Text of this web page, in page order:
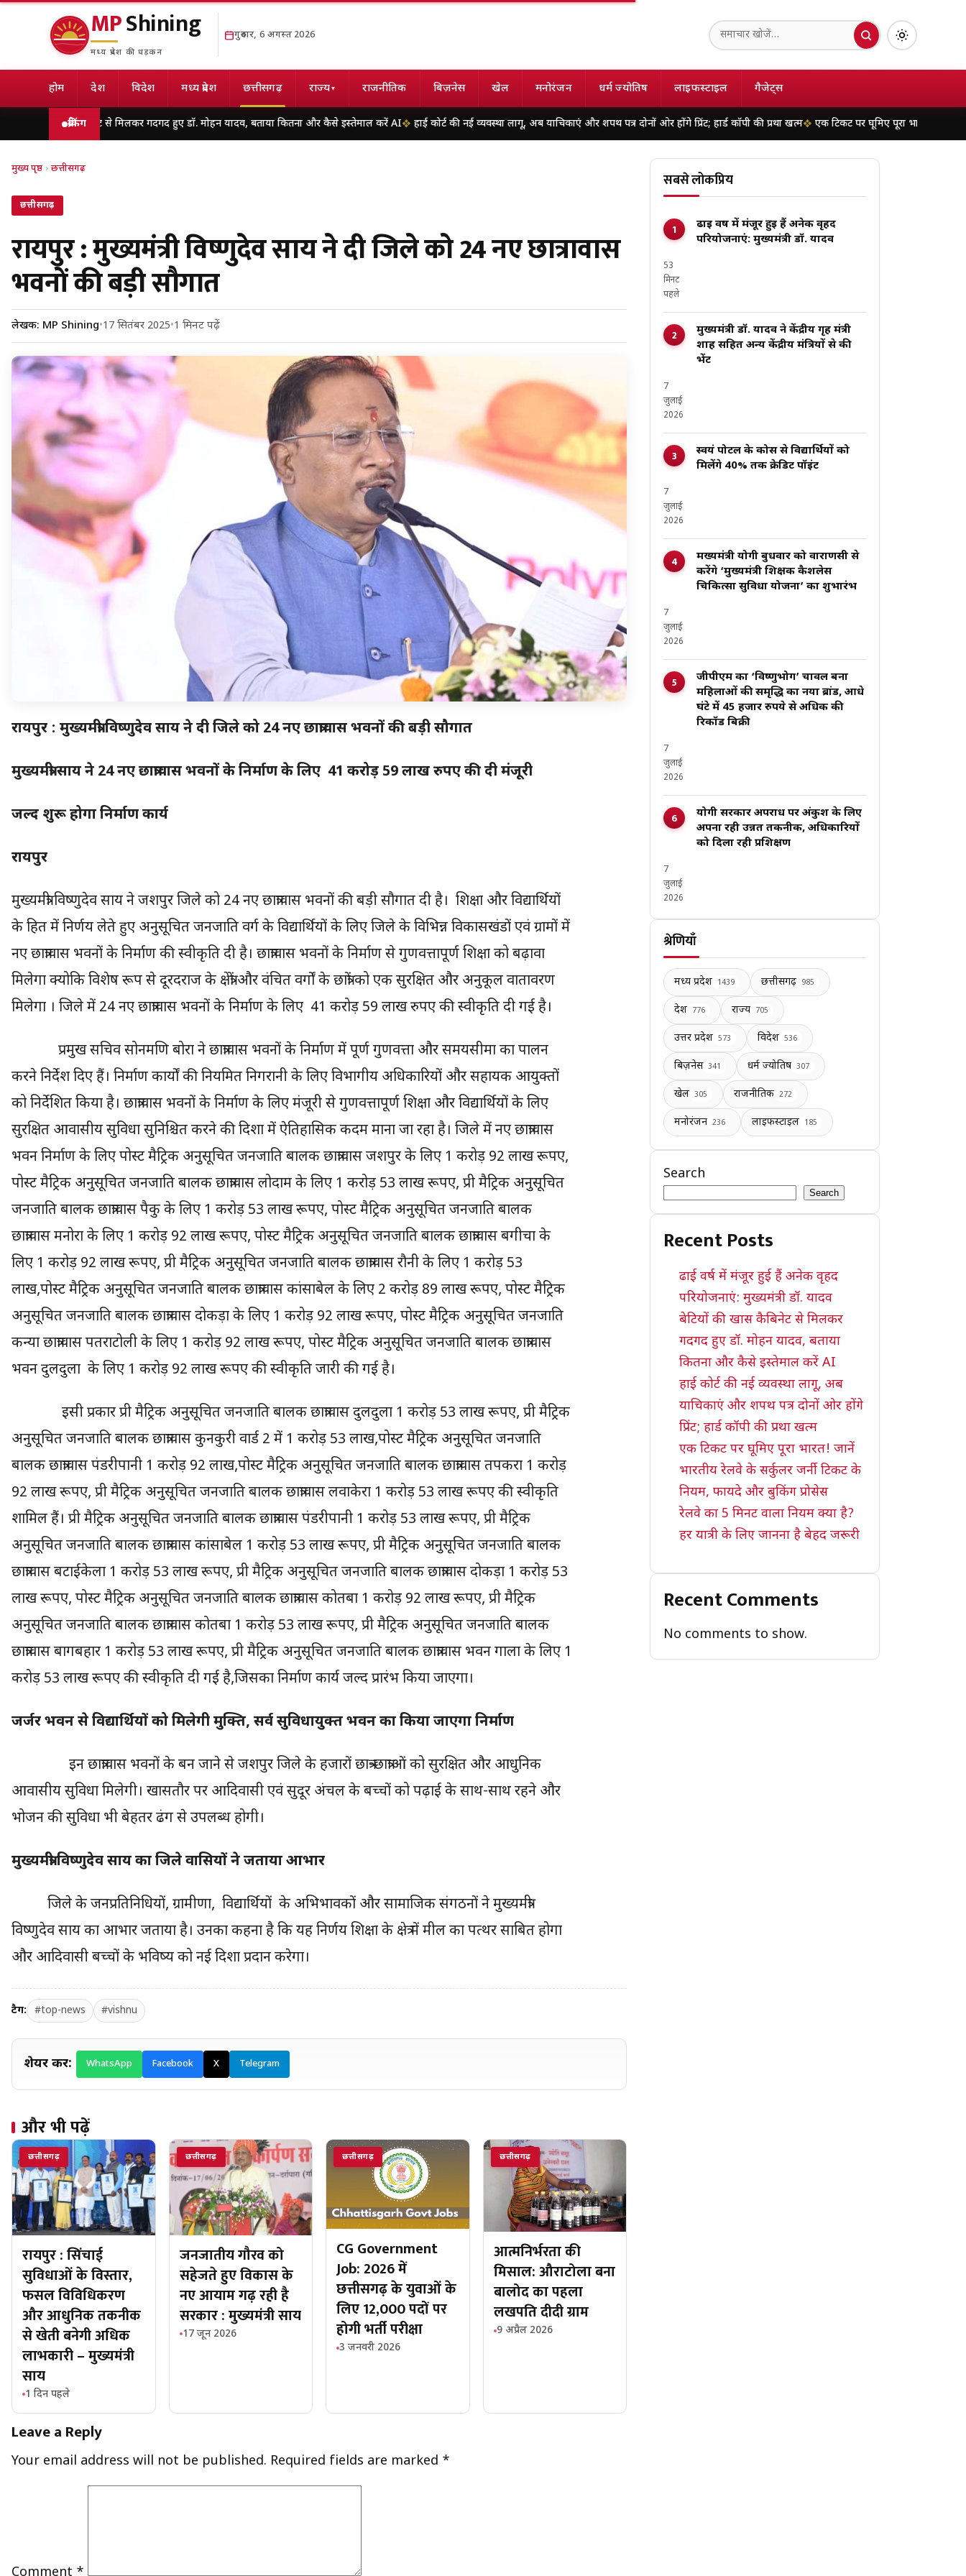
MPShining
मध्य प्रदेश की धड़कन
गुरुवार, 6 अगस्त 2026
होम देश विदेश मध्य प्रदेश छत्तीसगढ़ राज्य▾ राजनीतिक बिज़नेस खेल मनोरंजन धर्म ज्योतिष लाइफस्टाइल गैजेट्स
ब्रेकिंग
कैबिनेट से मिलकर गदगद हुए डॉ. मोहन यादव, बताया कितना और कैसे इस्तेमाल करें AI हाई कोर्ट की नई व्यवस्था लागू, अब याचिकाएं और शपथ पत्र दोनों ओर होंगे प्रिंट; हार्ड कॉपी की प्रथा खत्म एक टिकट पर घूमिए पूरा भारत! जानें भारतीय रेलवे के
मुख्य पृष्ठ › छत्तीसगढ़
छत्तीसगढ़
रायपुर : मुख्यमंत्री विष्णुदेव साय ने दी जिले को 24 नए छात्रावास
भवनों की बड़ी सौगात
लेखक: MP Shining•17 सितंबर 2025•1 मिनट पढ़ें
रायपुर : मुख्यमंत्री विष्णुदेव साय ने दी जिले को 24 नए छात्रावास भवनों की बड़ी सौगात
मुख्यमंत्री साय ने 24 नए छात्रावास भवनों के निर्माण के लिए 41 करोड़ 59 लाख रुपए की दी मंजूरी
जल्द शुरू होगा निर्माण कार्य
रायपुर
मुख्यमंत्री विष्णुदेव साय ने जशपुर जिले को 24 नए छात्रावास भवनों की बड़ी सौगात दी है। शिक्षा और विद्यार्थियों
के हित में निर्णय लेते हुए अनुसूचित जनजाति वर्ग के विद्यार्थियों के लिए जिले के विभिन्न विकासखंडों एवं ग्रामों में
नए छात्रावास भवनों के निर्माण की स्वीकृति दी है। छात्रावास भवनों के निर्माण से गुणवत्तापूर्ण शिक्षा को बढ़ावा
मिलेगा क्योकि विशेष रूप से दूरदराज के क्षेत्रों और वंचित वर्गों के छात्रों को एक सुरक्षित और अनुकूल वातावरण
मिलेगा । जिले में 24 नए छात्रावास भवनों के निर्माण के लिए 41 करोड़ 59 लाख रुपए की स्वीकृति दी गई है।
प्रमुख सचिव सोनमणि बोरा ने छात्रावास भवनों के निर्माण में पूर्ण गुणवत्ता और समयसीमा का पालन
करने निर्देश दिए हैं। निर्माण कार्यों की नियमित निगरानी के लिए विभागीय अधिकारियों और सहायक आयुक्तों
को निर्देशित किया है। छात्रावास भवनों के निर्माण के लिए मंजूरी से गुणवत्तापूर्ण शिक्षा और विद्यार्थियों के लिए
सुरक्षित आवासीय सुविधा सुनिश्चित करने की दिशा में ऐतिहासिक कदम माना जा रहा है। जिले में नए छात्रावास
भवन निर्माण के लिए पोस्ट मैट्रिक अनुसूचित जनजाति बालक छात्रावास जशपुर के लिए 1 करोड़ 92 लाख रूपए,
पोस्ट मैट्रिक अनुसूचित जनजाति बालक छात्रावास लोदाम के लिए 1 करोड़ 53 लाख रूपए, प्री मैट्रिक अनुसूचित
जनजाति बालक छात्रावास पैकु के लिए 1 करोड़ 53 लाख रूपए, पोस्ट मैट्रिक अनुसूचित जनजाति बालक
छात्रावास मनोरा के लिए 1 करोड़ 92 लाख रूपए, पोस्ट मैट्रिक अनुसूचित जनजाति बालक छात्रावास बगीचा के
लिए 1 करोड़ 92 लाख रूपए, प्री मैट्रिक अनुसूचित जनजाति बालक छात्रावास रौनी के लिए 1 करोड़ 53
लाख,पोस्ट मैट्रिक अनुसूचित जनजाति बालक छात्रावास कांसाबेल के लिए 2 करोड़ 89 लाख रूपए, पोस्ट मैट्रिक
अनुसूचित जनजाति बालक छात्रावास दोकड़ा के लिए 1 करोड़ 92 लाख रूपए, पोस्ट मैट्रिक अनुसूचित जनजाति
कन्या छात्रावास पतराटोली के लिए 1 करोड़ 92 लाख रूपए, पोस्ट मैट्रिक अनुसूचित जनजाति बालक छात्रावास
भवन दुलदुला के लिए 1 करोड़ 92 लाख रूपए की स्वीकृति जारी की गई है।
इसी प्रकार प्री मैट्रिक अनुसूचित जनजाति बालक छात्रावास दुलदुला 1 करोड़ 53 लाख रूपए, प्री मैट्रिक
अनुसूचित जनजाति बालक छात्रावास कुनकुरी वार्ड 2 में 1 करोड़ 53 लाख,पोस्ट मैट्रिक अनुसूचित जनजाति
बालक छात्रावास पंडरीपानी 1 करोड़ 92 लाख,पोस्ट मैट्रिक अनुसूचित जनजाति बालक छात्रावास तपकरा 1 करोड़
92 लाख रूपए, प्री मैट्रिक अनुसूचित जनजाति बालक छात्रावास लवाकेरा 1 करोड़ 53 लाख रूपए की स्वीकृति
शामिल हैं। प्री मैट्रिक अनुसूचित जनजाति बालक छात्रावास पंडरीपानी 1 करोड़ 53 लाख रूपए, प्री मैट्रिक
अनुसूचित जनजाति बालक छात्रावास कांसाबेल 1 करोड़ 53 लाख रूपए, प्री मैट्रिक अनुसूचित जनजाति बालक
छात्रावास बटाईकेला 1 करोड़ 53 लाख रूपए, प्री मैट्रिक अनुसूचित जनजाति बालक छात्रावास दोकड़ा 1 करोड़ 53
लाख रूपए, पोस्ट मैट्रिक अनुसूचित जनजाति बालक छात्रावास कोतबा 1 करोड़ 92 लाख रूपए, प्री मैट्रिक
अनुसूचित जनजाति बालक छात्रावास कोतबा 1 करोड़ 53 लाख रूपए, प्री मैट्रिक अनुसूचित जनजाति बालक
छात्रावास बागबहार 1 करोड़ 53 लाख रूपए, प्री मैट्रिक अनुसूचित जनजाति बालक छात्रावास भवन गाला के लिए 1
करोड़ 53 लाख रूपए की स्वीकृति दी गई है,जिसका निर्माण कार्य जल्द प्रारंभ किया जाएगा।
जर्जर भवन से विद्यार्थियों को मिलेगी मुक्ति, सर्व सुविधायुक्त भवन का किया जाएगा निर्माण
इन छात्रावास भवनों के बन जाने से जशपुर जिले के हजारों छात्र-छात्राओं को सुरक्षित और आधुनिक
आवासीय सुविधा मिलेगी। खासतौर पर आदिवासी एवं सुदूर अंचल के बच्चों को पढ़ाई के साथ-साथ रहने और
भोजन की सुविधा भी बेहतर ढंग से उपलब्ध होगी।
मुख्यमंत्री विष्णुदेव साय का जिले वासियों ने जताया आभार
जिले के जनप्रतिनिधियों, ग्रामीणा, विद्यार्थियों के अभिभावकों और सामाजिक संगठनों ने मुख्यमंत्री
विष्णुदेव साय का आभार जताया है। उनका कहना है कि यह निर्णय शिक्षा के क्षेत्र में मील का पत्थर साबित होगा
और आदिवासी बच्चों के भविष्य को नई दिशा प्रदान करेगा।
टैग: #top-news #vishnu
शेयर करें: WhatsApp Facebook X Telegram
और भी पढ़ें
छत्तीसगढ़
रायपुर : सिंचाई
सुविधाओं के विस्तार,
फसल विविधिकरण
और आधुनिक तकनीक
से खेती बनेगी अधिक
लाभकारी – मुख्यमंत्री
साय
1 दिन पहले
छत्तीसगढ़
जनजातीय गौरव को
सहेजते हुए विकास के
नए आयाम गढ़ रही है
सरकार : मुख्यमंत्री साय
17 जून 2026
छत्तीसगढ़
CG Government
Job: 2026 में
छत्तीसगढ़ के युवाओं के
लिए 12,000 पदों पर
होगी भर्ती परीक्षा
3 जनवरी 2026
छत्तीसगढ़
आत्मनिर्भरता की
मिसाल: औराटोला बना
बालोद का पहला
लखपति दीदी ग्राम
9 अप्रैल 2026
Leave a Reply
Your email address will not be published. Required fields are marked *
सबसे लोकप्रिय
ढाई वर्ष में मंजूर हुई हैं अनेक वृहद
परियोजनाएं: मुख्यमंत्री डॉ. यादव
53
मिनट
पहले
मुख्यमंत्री डॉ. यादव ने केंद्रीय गृह मंत्री
शाह सहित अन्य केंद्रीय मंत्रियों से की
भेंट
7
जुलाई
2026
स्वयं पोर्टल के कोर्स से विद्यार्थियों को
मिलेंगे 40% तक क्रेडिट पॉइंट
7
जुलाई
2026
मख्यमंत्री योगी बुधवार को वाराणसी से
करेंगे ‘मुख्यमंत्री शिक्षक कैशलेस
चिकित्सा सुविधा योजना’ का शुभारंभ
7
जुलाई
2026
जीपीएम का ‘विष्णुभोग’ चावल बना
महिलाओं की समृद्धि का नया ब्रांड, आधे
घंटे में 45 हजार रुपये से अधिक की
रिकॉर्ड बिक्री
7
जुलाई
2026
योगी सरकार अपराध पर अंकुश के लिए
अपना रही उन्नत तकनीक, अधिकारियों
को दिला रही प्रशिक्षण
7
जुलाई
2026
श्रेणियाँ
मध्य प्रदेश 1439 छत्तीसगढ़ 985
देश 776 राज्य 705
उत्तर प्रदेश 573 विदेश 536
बिज़नेस 341 धर्म ज्योतिष 307
खेल 305 राजनीतिक 272
मनोरंजन 236 लाइफस्टाइल 185
Search
Search
Recent Posts
ढाई वर्ष में मंजूर हुई हैं अनेक वृहद
परियोजनाएं: मुख्यमंत्री डॉ. यादव
बेटियों की खास कैबिनेट से मिलकर
गदगद हुए डॉ. मोहन यादव, बताया
कितना और कैसे इस्तेमाल करें AI
हाई कोर्ट की नई व्यवस्था लागू, अब
याचिकाएं और शपथ पत्र दोनों ओर होंगे
प्रिंट; हार्ड कॉपी की प्रथा खत्म
एक टिकट पर घूमिए पूरा भारत! जानें
भारतीय रेलवे के सर्कुलर जर्नी टिकट के
नियम, फायदे और बुकिंग प्रोसेस
रेलवे का 5 मिनट वाला नियम क्या है?
हर यात्री के लिए जानना है बेहद जरूरी
Recent Comments
No comments to show.